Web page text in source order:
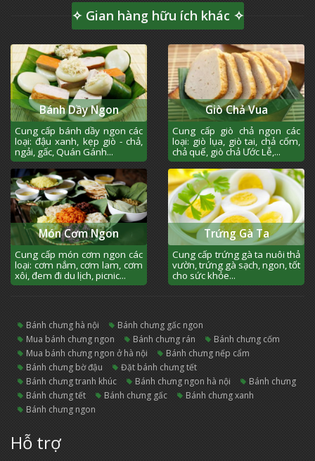
✧ Gian hàng hữu ích khác ✧
Bánh Dầy Ngon
Cung cấp bánh dầy ngon các
loại: đậu xanh, kẹp giò - chả,
ngải, gấc, Quán Gánh...
Giò Chả Vua
Cung cấp giò chả ngon các
loại: giò lụa, giò tai, chả cốm,
chả quế, giò chả Ước Lễ,...
Món Cơm Ngon
Cung cấp món cơm ngon các
loại: cơm nắm, cơm lam, cơm
xôi, đem đi du lịch, picnic...
Trứng Gà Ta
Cung cấp trứng gà ta nuôi thả
vườn, trứng gà sạch, ngon, tốt
cho sức khỏe...
bánh chưng hà nội
bánh chưng gấc ngon
mua bánh chưng ngon
bánh chưng rán
bánh chưng cốm
mua bánh chưng ngon ở hà nội
bánh chưng nếp cẩm
bánh chưng bờ đậu
đặt bánh chưng tết
bánh chưng tranh khúc
bánh chưng ngon hà nội
bánh chưng
bánh chưng tết
bánh chưng gấc
bánh chưng xanh
bánh chưng ngon
Hỗ trợ